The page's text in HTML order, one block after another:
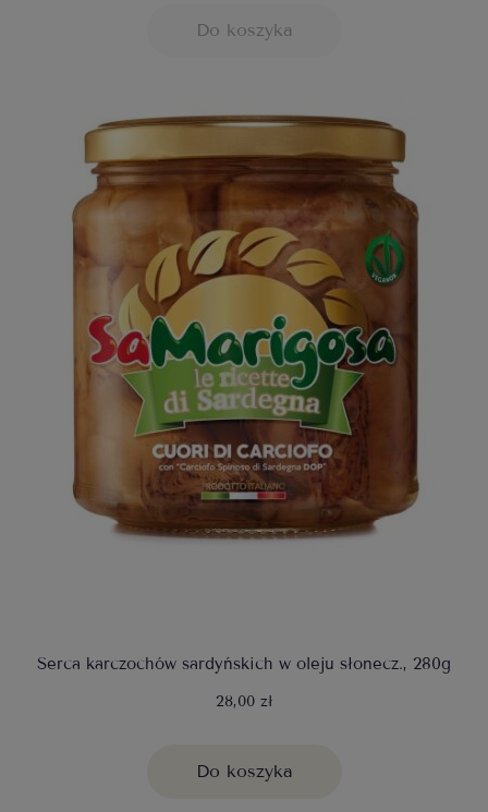
Do koszyka
Serca karczochów sardyńskich w oleju słonecz., 280g
28,00 zł
Do koszyka